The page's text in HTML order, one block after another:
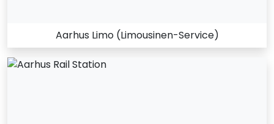
Aarhus Limo (Limousinen-Service)